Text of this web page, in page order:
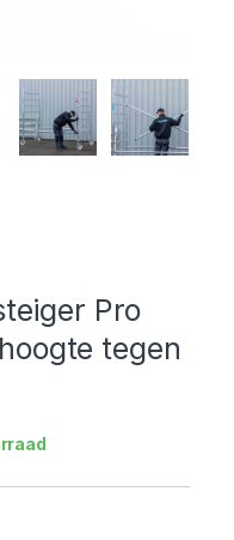
Pro
tegen